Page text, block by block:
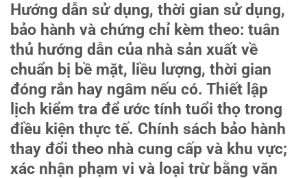
Hướng dẫn sử dụng, thời gian sử dụng,
bảo hành và chứng chỉ kèm theo: tuân
thủ hướng dẫn của nhà sản xuất về
chuẩn bị bề mặt, liều lượng, thời gian
đóng rắn hay ngâm nếu có. Thiết lập
lịch kiểm tra để ước tính tuổi thọ trong
điều kiện thực tế. Chính sách bảo hành
thay đổi theo nhà cung cấp và khu vực;
xác nhận phạm vi và loại trừ bằng văn